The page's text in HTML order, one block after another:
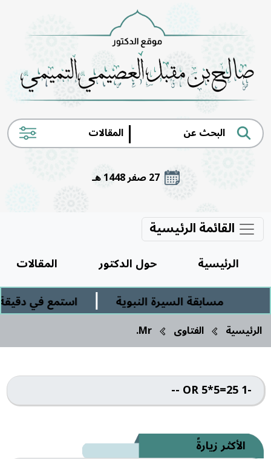
|
27 صفر 1448 هـ
القائمة الرئيسية
الرئيسية حول الدكتور
المقالات
مسابقة السيرة النبوية
| استمع في
الرئيسية الفتاوى Mr.
الأكثر زيارةً
-1 OR 5*5=25 --